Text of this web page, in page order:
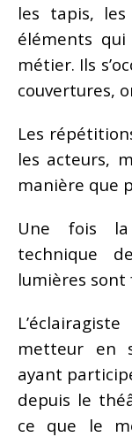
les tapis,
éléments
métier. Ils
couvertures,
Les
les acteurs,
manière que
Une fois la
technique
lumières sont
metteur en
ayant
depuis le
ce que le